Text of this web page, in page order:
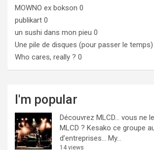
MOWNO ex bokson 0
publikart 0
un sushi dans mon pieu 0
Une pile de disques (pour passer le temps)
Who cares, really ? 0
I'm popular
Découvrez MLCD… vous ne
MLCD ? Kesako ce groupe
d’entreprises… My...
14 views